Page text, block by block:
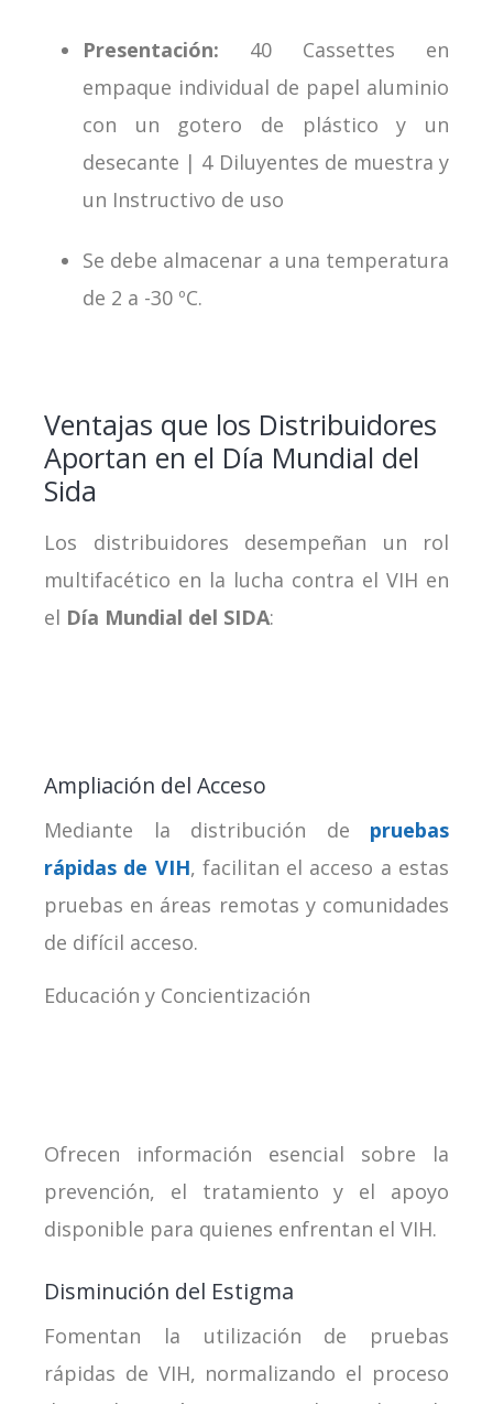
Presentación: 40 Cassettes en
empaque individual de papel aluminio
con un gotero de plástico y un
desecante | 4 Diluyentes de muestra y
un Instructivo de uso
Se debe almacenar a una temperatura
de 2 a -30 ºC.
Ventajas que los Distribuidores
Aportan en el Día Mundial del
Sida
Los distribuidores desempeñan un rol
multifacético en la lucha contra el VIH en
el Día Mundial del SIDA:
Ampliación del Acceso
Mediante la distribución de pruebas
rápidas de VIH, facilitan el acceso a estas
pruebas en áreas remotas y comunidades
de difícil acceso.
Educación y Concientización
Ofrecen información esencial sobre la
prevención, el tratamiento y el apoyo
disponible para quienes enfrentan el VIH.
Disminución del Estigma
Fomentan la utilización de pruebas
rápidas de VIH, normalizando el proceso